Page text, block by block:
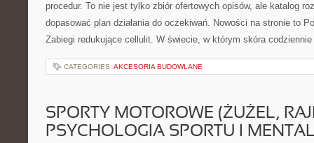
procedur. To nie jest tylko zbiór ofertowych opisów, ale katalog
dopasować plan działania do oczekiwań. Nowości na stronie to
Zabiegi redukujące cellulit. W świecie, w którym skóra
CATEGORIES: AKCESORIA BUDOWLANE
SPORTY MOTOROWE (ŻUŻEL,
PSYCHOLOGIA SPORTU I